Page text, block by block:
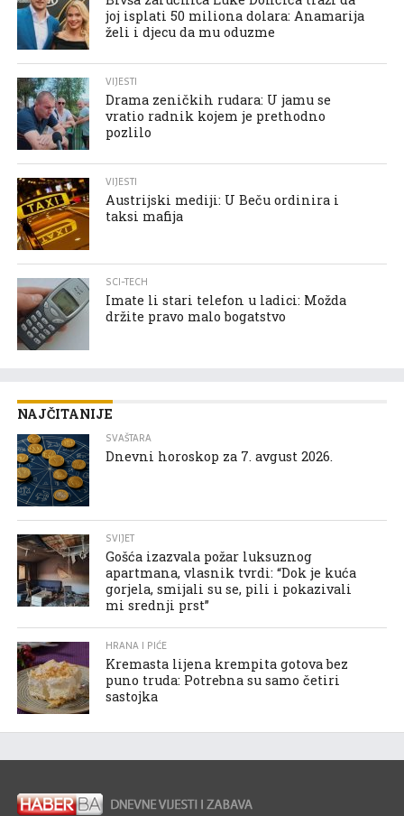
joj isplati 50 miliona dolara: Anamarija
želi i djecu da mu oduzme
VIJESTI
Drama zeničkih rudara: U jamu se
vratio radnik kojem je prethodno
pozlilo
VIJESTI
Austrijski mediji: U Beču ordinira i
taksi mafija
SCI-TECH
Imate li stari telefon u ladici: Možda
držite pravo malo bogatstvo
NAJČITANIJE
SVAŠTARA
Dnevni horoskop za 7. avgust 2026.
SVIJET
Gošća izazvala požar luksuznog
apartmana, vlasnik tvrdi: “Dok je kuća
gorjela, smijali su se, pili i pokazivali
mi srednji prst”
HRANA I PIĆE
Kremasta lijena krempita gotova bez
puno truda: Potrebna su samo četiri
sastojka